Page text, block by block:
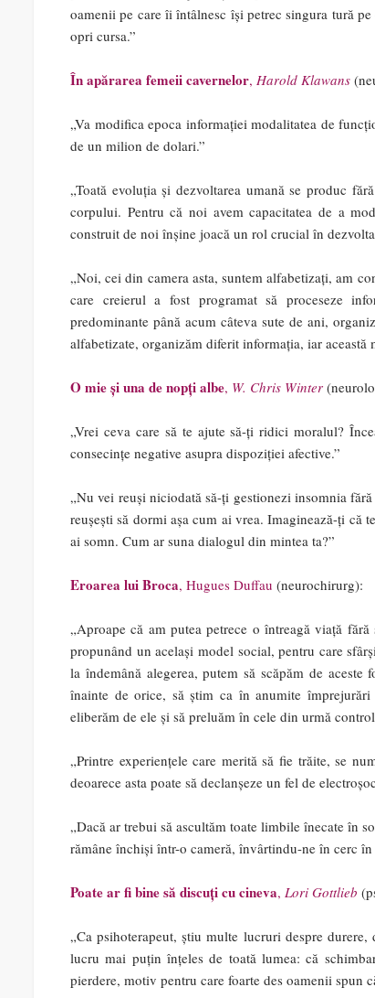
oamenii pe care îi întâlnesc își petrec singura tură
opri cursa.”
În apărarea femeii cavernelor, Harold Klawans
„Va modifica epoca informației modalitatea de
de un milion de dolari.”
„Toată evoluția și dezvoltarea umană se produc
corpului. Pentru că noi avem capacitatea de a
construit de noi înșine joacă un rol crucial în
„Noi, cei din camera asta, suntem alfabetizați, am
care creierul a fost programat să proceseze
predominante până acum câteva sute de ani,
alfabetizate, organizăm diferit informația, iar
O mie și una de nopți albe, W. Chris Winter
„Vrei ceva care să te ajute să-ți ridici moralul?
consecințe negative asupra dispoziției afective.”
„Nu vei reuși niciodată să-ți gestionezi insomnia
reușești să dormi așa cum ai vrea. Imaginează-ți
ai somn. Cum ar suna dialogul din mintea ta?”
Eroarea lui Broca, Hugues Duffau (neurochirurg):
„Aproape că am putea petrece o întreagă viață
propunând un același model social, pentru care
la îndemână alegerea, putem să scăpăm de
înainte de orice, să știm ca în anumite
eliberăm de ele și să preluăm în cele din urmă
„Printre experiențele care merită să fie trăite, se
deoarece asta poate să declanșeze un fel de
„Dacă ar trebui să ascultăm toate limbile înecate în
rămâne închiși într-o cameră, învârtindu-ne în cerc
Poate ar fi bine să discuți cu cineva, Lori Gottlieb
„Ca psihoterapeut, știu multe lucruri despre
lucru mai puțin înțeles de toată lumea: că
pierdere, motiv pentru care foarte des oamenii spun